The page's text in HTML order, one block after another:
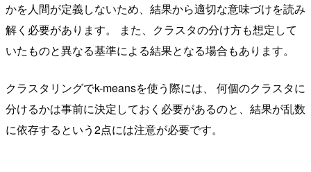
かを人間が定義しないため、結果から適切な意味づけを読み
解く必要があります。 また、クラスタの分け方も想定して
いたものと異なる基準による結果となる場合もあります。
クラスタリングでk-meansを使う際には、 何個のクラスタに
分けるかは事前に決定しておく必要があるのと、結果が乱数
に依存するという2点には注意が必要です。